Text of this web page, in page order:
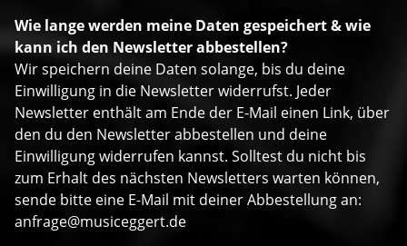
Wie lange werden meine Daten gespeichert & wie
kann ich den Newsletter abbestellen?
Wir speichern deine Daten solange, bis du deine
Einwilligung in die Newsletter widerrufst. Jeder
Newsletter enthält am Ende der E-Mail einen Link, über
den du den Newsletter abbestellen und deine
Einwilligung widerrufen kannst. Solltest du nicht bis
zum Erhalt des nächsten Newsletters warten können,
sende bitte eine E-Mail mit deiner Abbestellung an:
anfrage@musiceggert.de